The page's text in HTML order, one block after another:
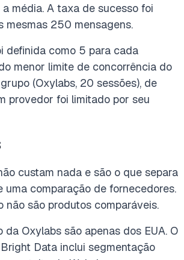
média. A taxa de sucesso foi
mesmas 250 mensagens.
definida como 5 para cada
menor limite de concorrência do
(Oxylabs, 20 sessões), de
provedor foi limitado por seu
custam nada e são o que separa
uma comparação de fornecedores.
não são produtos comparáveis.
Oxylabs são apenas dos EUA. O
Data inclui segmentação